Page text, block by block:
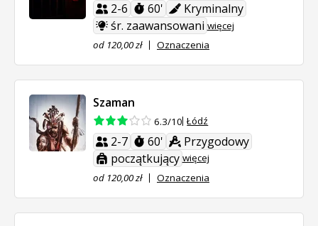
2-6 60'
Kryminalny
śr. zaawansowani więcej
od 120,00 zł
Oznaczenia
Szaman
6.3/10 Łódź
2-7 60'
Przygodowy
początkujący więcej
od 120,00 zł
Oznaczenia